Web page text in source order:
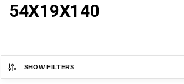
54X19X140
SHOW FILTERS